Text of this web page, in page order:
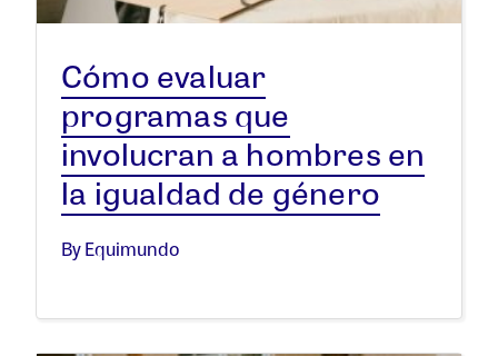
Cómo evaluar
programas que
involucran a hombres en
la igualdad de género
By Equimundo